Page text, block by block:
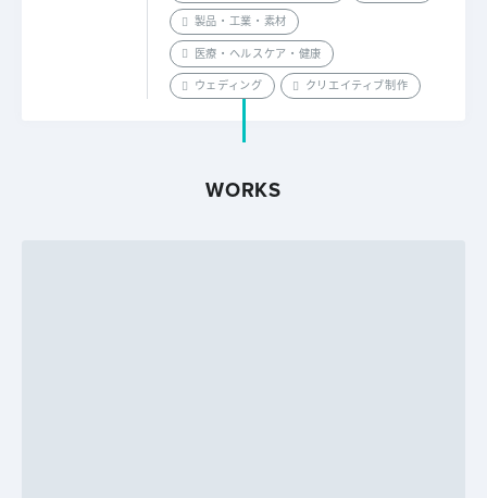
製品・工業・素材
医療・ヘルスケア・健康
ウェディング
クリエイティブ制作
WORKS